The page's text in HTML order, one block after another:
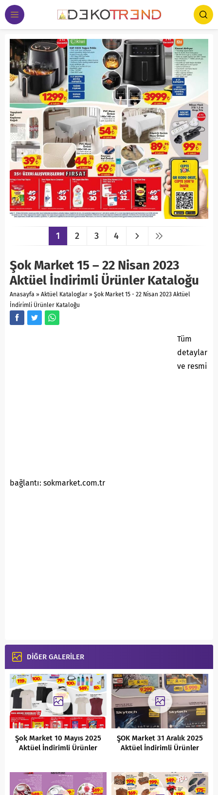
1 2 3 4
Şok Market 15 – 22 Nisan 2023
Aktüel İndirimli Ürünler Kataloğu
Anasayfa » Aktüel Kataloglar » Şok Market 15 - 22 Nisan 2023 Aktüel
İndirimli Ürünler Kataloğu
Tüm
detaylar
ve resmi
bağlantı: sokmarket.com.tr
DİĞER GALERİLER
Şok Market 10 Mayıs 2025
Aktüel İndirimli Ürünler
ŞOK Market 31 Aralık 2025
Aktüel İndirimli Ürünler